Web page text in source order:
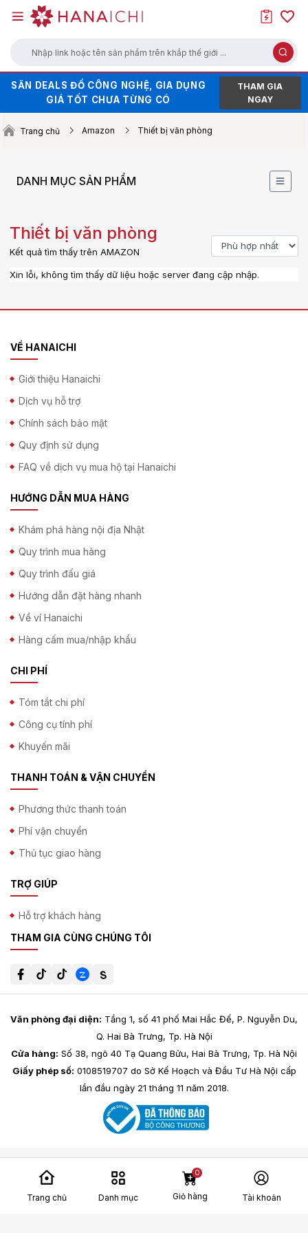
Nhập link hoặc tên sản phẩm trên khắp thế giới ...
HÀNG HOT XẢ KHO - GIÁ SALE CHẠM
ĐÁY
SĂN DEALS ĐỒ CÔNG NGHỆ, GIA DỤNG
GIÁ TỐT CHƯA TỪNG CÓ
THAM GIA
NGAY
SĂN VOUCHER UP TO 100K KHI ORDER
TRÊN WEB (NHẤN ĐỂ LẤY MÃ)
Trang chủ Amazon Thiết bị văn phòng
DANH MỤC SẢN PHẨM
Thiết bị văn phòng
Kết quả tìm thấy trên AMAZON
Xin lỗi, không tìm thấy dữ liệu hoặc server đang cập nhập.
VỀ HANAICHI
Giới thiệu Hanaichi
Dịch vụ hỗ trợ
Chính sách bảo mật
Quy định sử dụng
FAQ về dịch vụ mua hộ tại Hanaichi
HƯỚNG DẪN MUA HÀNG
Khám phá hàng nội địa Nhật
Quy trình mua hàng
Quy trình đấu giá
Hướng dẫn đặt hàng nhanh
Về ví Hanaichi
Hàng cấm mua/nhập khẩu
CHI PHÍ
Tóm tắt chi phí
Công cụ tính phí
Khuyến mãi
THANH TOÁN & VẬN CHUYỂN
Phương thức thanh toán
Phí vận chuyển
Thủ tục giao hàng
TRỢ GIÚP
Hỗ trợ khách hàng
THAM GIA CÙNG CHÚNG TÔI
Văn phòng đại diện: Tầng 1, số 41 phố Mai Hắc Đế, P. Nguyễn Du,
Q. Hai Bà Trưng, Tp. Hà Nội
Cửa hàng: Số 38, ngõ 40 Tạ Quang Bửu, Hai Bà Trưng, Tp. Hà Nội
Giấy phép số: 0108519707 do Sở Kế Hoạch và Đầu Tư Hà Nội cấp
lần đầu ngày 21 tháng 11 năm 2018.
Trang chủ Danh mục Giỏ hàng
0
Tài khoản